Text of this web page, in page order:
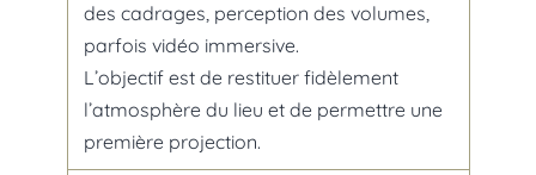
des cadrages, perception des volumes,
parfois vidéo immersive.
L’objectif est de restituer fidèlement
l’atmosphère du lieu et de permettre une
première projection.